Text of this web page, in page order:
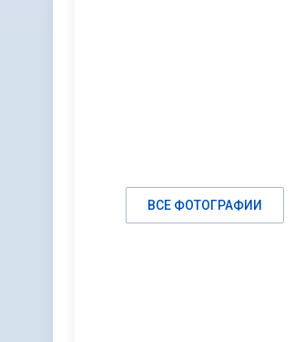
ВСЕ ФОТОГРАФИИ